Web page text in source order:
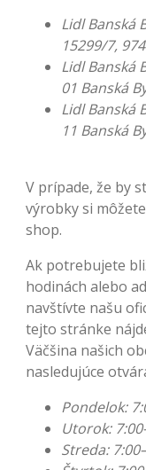
Lidl Banská
15299/7,
Lidl Banská
01 Banská
Lidl Banská
11 Banská
V prípade, že by
výrobky si
shop.
Ak potrebujete
hodinách alebo
navštívte našu
tejto stránke
Väčšina našich
nasledujúce
Pondelok:
Utorok:
Streda: